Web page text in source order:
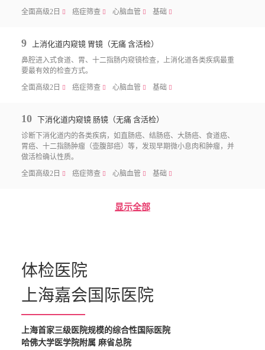
全面高级2日
􀧙 癌症筛查 􀧙 心脑血管 􀧙 基础 􀧙
9 上消化道内窥镜 胃镜（无痛 含活检）
鼻腔进入式食道、胃、十二指肠内窥镜检查，上消化道各类疾病最重
要最有效的检查方式。
全面高级2日
􀧙 癌症筛查 􀧙 心脑血管 􀧙 基础 􀧙
10 下消化道内窥镜 肠镜（无痛 含活检）
诊断下消化道内的各类疾病，如直肠癌、结肠癌、大肠癌、食道癌、
胃癌、⼗⼆指肠肿瘤（壶腹部癌）等，发现早期微小息肉和肿瘤，并
做活检确认性质。
全面高级2日
􀧙 癌症筛查 􀧙 心脑血管 􀧙 基础 􀧙
显示全部
体检医院
上海嘉会国际医院
上海首家三级医院规模的综合性国际医院
哈佛大学医学院附属 麻省总院